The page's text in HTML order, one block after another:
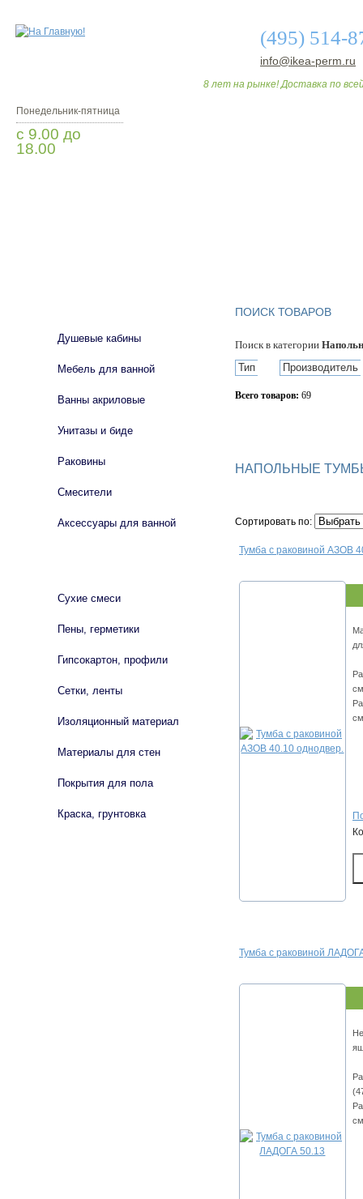
(495) 514-
info@ikea-perm.ru
8 лет на рынке! Доставка по
Понедельник-пятница
с 9.00 до
18.00
ПОИСК ТОВАРОВ
Поиск в категории
Тип
Производитель
Всего товаров: 69
НАПОЛЬНЫЕ
Сортировать по:
Тумба с раковиной АЗОВ
Тумба с раковиной
Душевые кабины
Мебель для ванной
Ванны акриловые
Унитазы и биде
Раковины
Смесители
Аксессуары для ванной
Сухие смеси
Пены, герметики
Гипсокартон, профили
Сетки, ленты
Изоляционный материал
Материалы для стен
Покрытия для пола
Краска, грунтовка